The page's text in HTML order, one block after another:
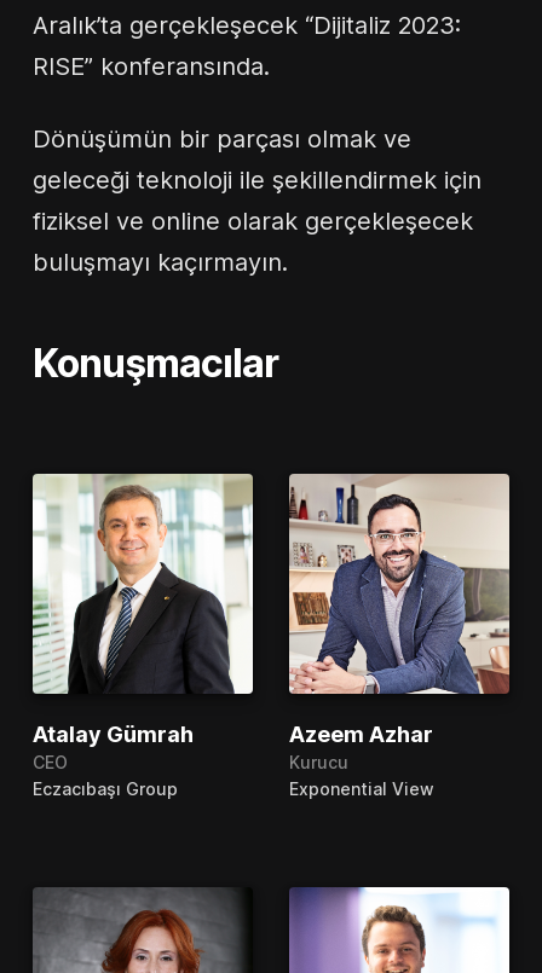
Aralık’ta gerçekleşecek “Dijitaliz 2023:
RISE” konferansında.
Dönüşümün bir parçası olmak ve
geleceği teknoloji ile şekillendirmek için
fiziksel ve online olarak gerçekleşecek
buluşmayı kaçırmayın.
Konuşmacılar
Atalay Gümrah
CEO
Eczacıbaşı Group
Azeem Azhar
Kurucu
Exponential View